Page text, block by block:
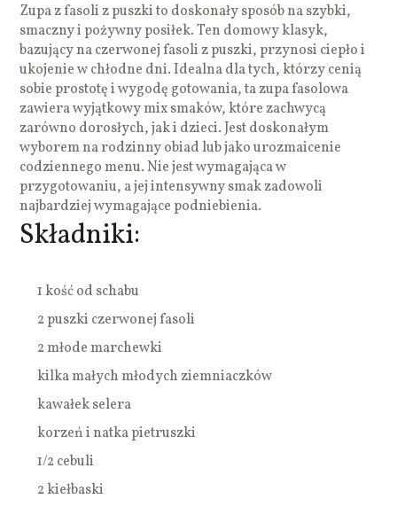
Zupa z fasoli z puszki to doskonały sposób na szybki,
smaczny i pożywny posiłek. Ten domowy klasyk,
bazujący na czerwonej fasoli z puszki, przynosi ciepło i
ukojenie w chłodne dni. Idealna dla tych, którzy cenią
sobie prostotę i wygodę gotowania, ta zupa fasolowa
zawiera wyjątkowy mix smaków, które zachwycą
zarówno dorosłych, jak i dzieci. Jest doskonałym
wyborem na rodzinny obiad lub jako urozmaicenie
codziennego menu. Nie jest wymagająca w
przygotowaniu, a jej intensywny smak zadowoli
najbardziej wymagające podniebienia.
Składniki:
1 kość od schabu
2 puszki czerwonej fasoli
2 młode marchewki
kilka małych młodych ziemniaczków
kawałek selera
korzeń i natka pietruszki
1/2 cebuli
2 kiełbaski